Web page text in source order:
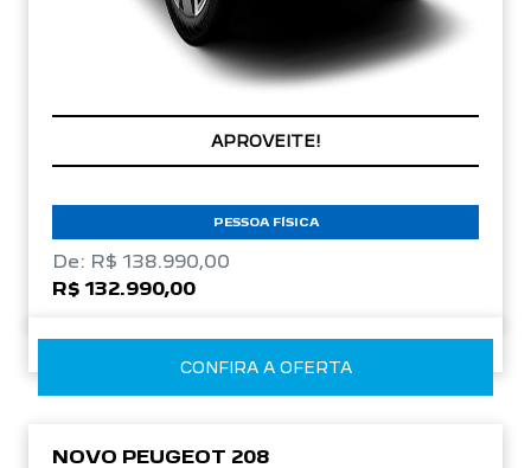
COM SEU USADO NA TROCA
PESSOA FÍSICA
De: R$ 138.990,00
R$ 132.990,00
CONFIRA A OFERTA
NOVO PEUGEOT 208